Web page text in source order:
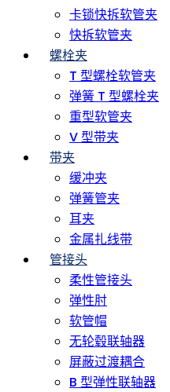
卡锁快拆软管夹
快拆软管夹
螺栓夹
T 型螺栓软管夹
弹簧 T 型螺栓夹
重型软管夹
V 型带夹
带夹
缓冲夹
弹簧管夹
耳夹
金属扎线带
管接头
柔性管接头
弹性肘
软管帽
无轮毂联轴器
屏蔽过渡耦合
B 型弹性联轴器